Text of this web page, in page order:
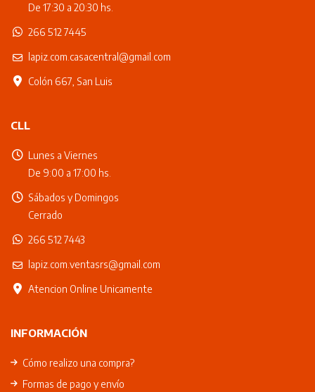
De 17:30 a 20:30 hs.
266 512 7445
lapiz.com.casacentral@gmail.com
Colón 667, San Luis
CLL
Lunes a Viernes
De 9:00 a 17:00 hs.
Sábados y Domingos
Cerrado
266 512 7443
lapiz.com.ventasrs@gmail.com
Atencion Online Unicamente
INFORMACIÓN
Cómo realizo una compra?
Formas de pago y envío